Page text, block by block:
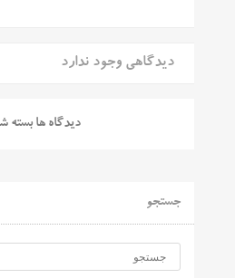
دیدگاهی وجود ندارد
دیدگاه ها بسته
جستجو